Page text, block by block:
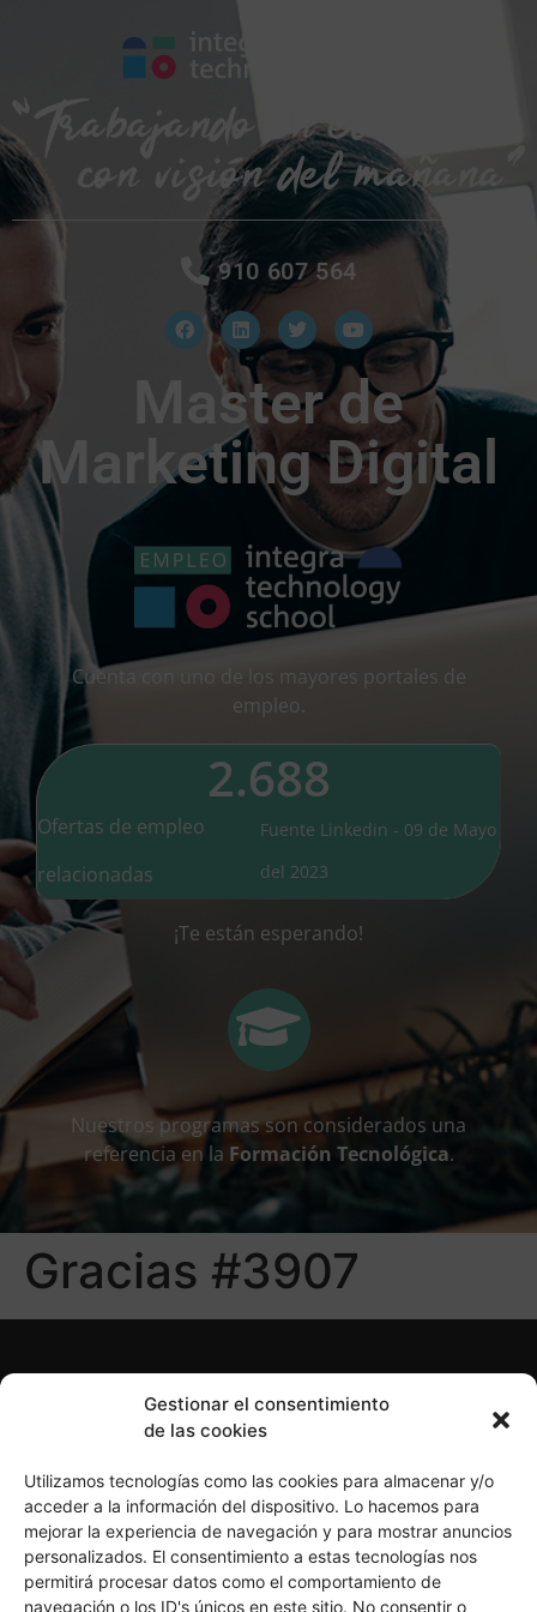
Gestionar el consentimiento
de las cookies
Utilizamos tecnologías como las cookies para almacenar y/o
acceder a la información del dispositivo. Lo hacemos para
mejorar la experiencia de navegación y para mostrar anuncios
personalizados. El consentimiento a estas tecnologías nos
permitirá procesar datos como el comportamiento de
navegación o los ID's únicos en este sitio. No consentir o
910 607 564
Master de
Marketing Digital
Cuenta con uno de los mayores portales de
empleo.
Ofertas de empleo
relacionadas
Fuente Linkedin - 09 de Mayo
del 2023
2.688
¡Te están esperando!
Nuestros programas son considerados una
referencia en la Formación Tecnológica.
Gracias #3907
Política de Privacidad
Política de Cookies
Aviso Legal